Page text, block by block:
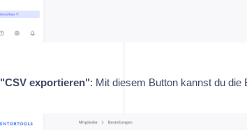
"CSV exportieren": Mit diesem Button kannst du die